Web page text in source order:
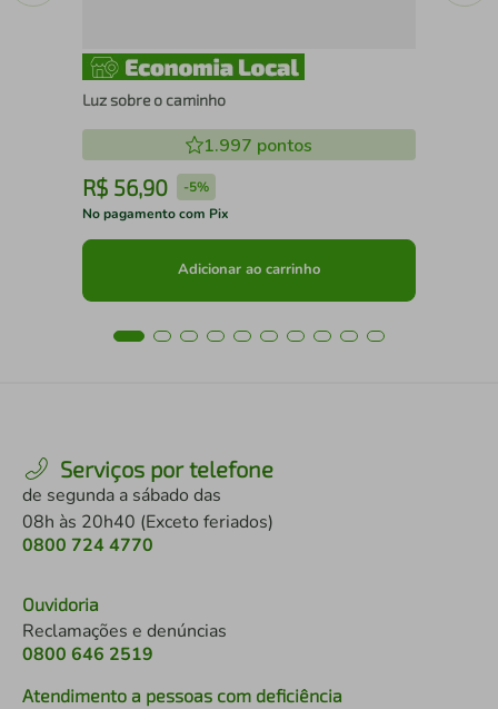
Luz sobre o caminho
1.997 pontos
R$ 56,90 -5%
No pagamento com Pix
Adicionar ao carrinho
Serviços por telefone
de segunda a sábado das
08h às 20h40 (Exceto feriados)
0800 724 4770
Ouvidoria
Reclamações e denúncias
0800 646 2519
Atendimento a pessoas com deficiência